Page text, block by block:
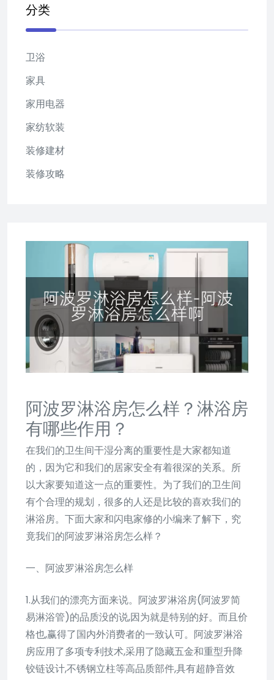
阿波罗淋浴房怎么样？淋浴房
有哪些作用？
在我们的卫生间干湿分离的重要性是大家都知道
的，因为它和我们的居家安全有着很深的关系。所
以大家要知道这一点的重要性。为了我们的卫生间
有个合理的规划，很多的人还是比较的喜欢我们的
淋浴房。下面大家和闪电家修的小编来了解下，究
竟我们的阿波罗淋浴房怎么样？
一、阿波罗淋浴房怎么样
1.从我们的漂亮方面来说。阿波罗淋浴房(阿波罗简
易淋浴管)的品质没的说,因为就是特别的好。而且价
格也,赢得了国内外消费者的一致认可。阿波罗淋浴
房应用了多项专利技术,采用了隐藏五金和重型升降
铰链设计,不锈钢立柱等高品质部件,具有超静音效
分类
卫浴
家具
家用电器
家纺软装
装修建材
装修攻略